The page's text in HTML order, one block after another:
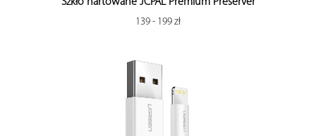
139 - 199 zł